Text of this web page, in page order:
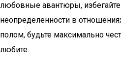
любовные авантюры,
неопределенности в
полом, будьте максимально
любите.